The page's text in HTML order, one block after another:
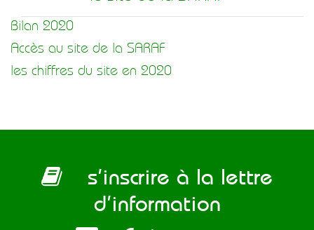
Bilan 2020
Accès au site de la SARAF
les chiffres du site en 2020
s’inscrire à la lettre
d’information